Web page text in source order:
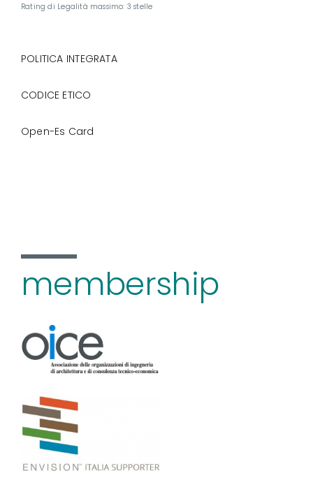
Rating di Legalità massimo: 3 stelle
POLITICA INTEGRATA
CODICE ETICO
Open-Es Card
membership